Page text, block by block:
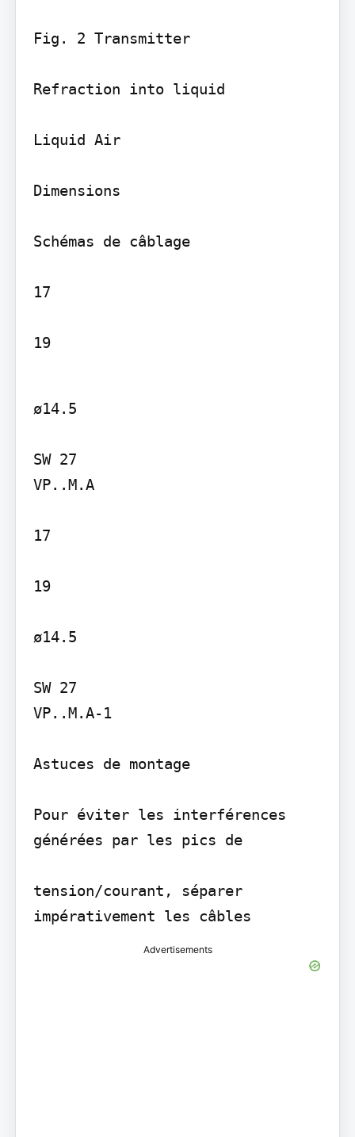
Fig. 2 Transmitter
Refraction into liquid
Liquid Air
Dimensions
Schémas de câblage
17
19
ø14.5
SW 27
VP..M.A
17
19
ø14.5
SW 27
VP..M.A-1
Astuces de montage
Pour éviter les interférences
générées par les pics de
tension/courant, séparer
Advertisements